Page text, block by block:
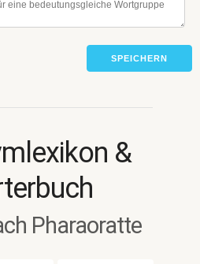
SPEICHERN
&
Pharaoratte